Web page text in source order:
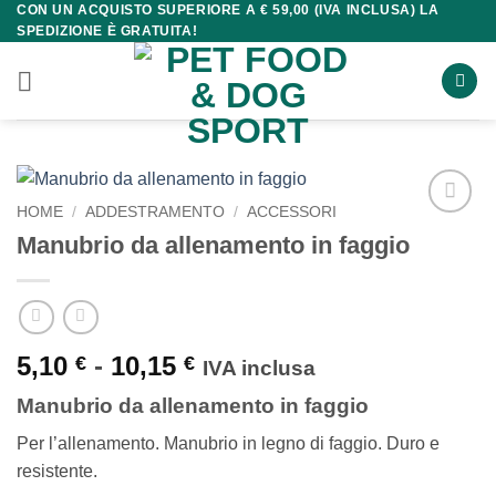
Salta
ai
contenuti
CON UN ACQUISTO SUPERIORE A € 59,00 (IVA INCLUSA) LA
SPEDIZIONE È GRATUITA!
HOME / ADDESTRAMENTO / ACCESSORI
Manubrio da allenamento in faggio
5,10 € - 10,15 €Fascia
prezzo:
da
IVA inclusa
Manubrio da allenamento in faggio
Per l’allenamento. Manubrio in legno di faggio. Duro e
resistente.